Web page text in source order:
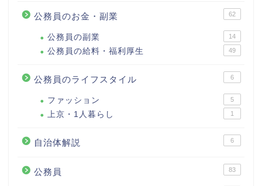
公務員のお金・副業 62
公務員の副業 14
公務員の給料・福利厚生 49
公務員のライフスタイル 6
ファッション 5
上京・1人暮らし 1
自治体解説 6
公務員 83